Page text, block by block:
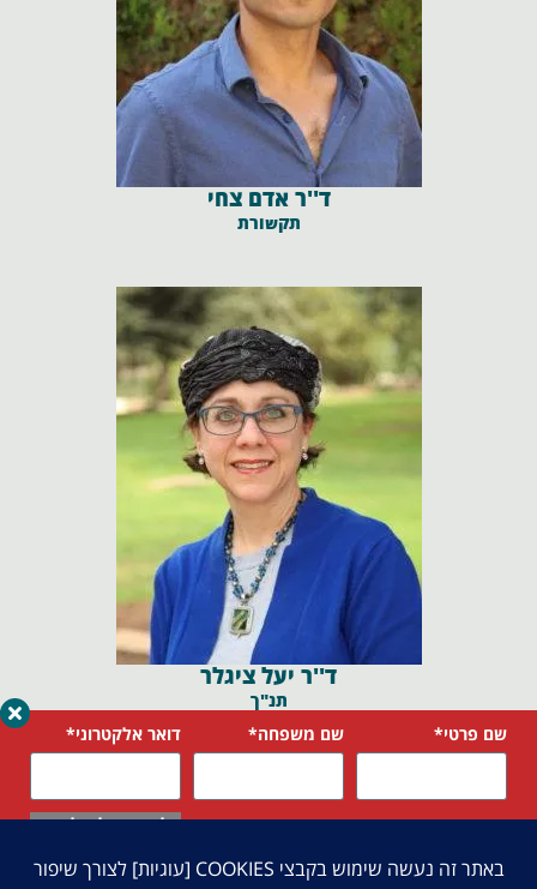
ד''ר אדם צחי
תקשורת
ד''ר יעל ציגלר
תנ"ך
שם פרטי*
שם משפחה* דואר אלקטרוני*
בלחיצה על שלח אני
הפרטיותשל